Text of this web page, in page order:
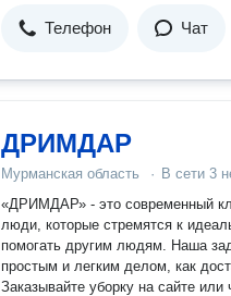
Телефон Чат
ДРИМДАР
Мурманская область · В сети 3
«ДРИМДАР» - это современный
люди, которые стремятся к
помогать другим людям. Наша задача - сделать уборку таким же
простым и легким делом, как
Заказывайте уборку на сайте